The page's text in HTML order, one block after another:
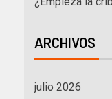
ARCHIVOS
julio 2026